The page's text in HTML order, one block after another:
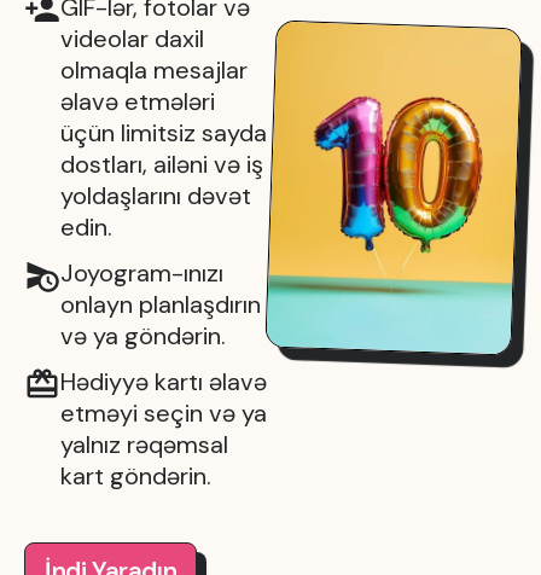
GIF-lər, fotolar və
videolar daxil
olmaqla mesajlar
əlavə etmələri
üçün limitsiz sayda
dostları, ailəni və iş
yoldaşlarını dəvət
edin.
Joyogram-ınızı
onlayn planlaşdırın
və ya göndərin.
Hədiyyə kartı əlavə
etməyi seçin və ya
yalnız rəqəmsal
kart göndərin.